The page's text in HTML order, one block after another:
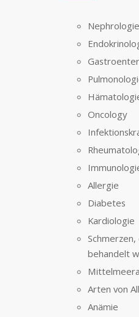
Nephrologie
Oncology
Allergie
Diabetes
Kardiologie
behandelt
Arten von
Anämie